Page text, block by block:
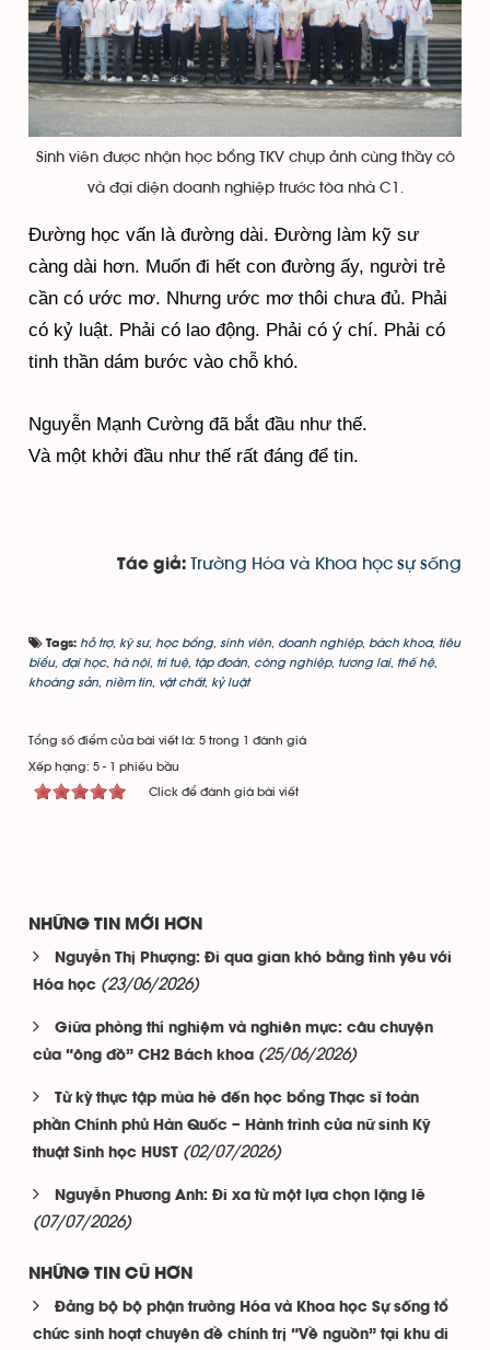
Sinh viên được nhận học bổng TKV chụp ảnh cùng thầy cô
và đại diện doanh nghiệp trước tòa nhà C1.
Đường học vấn là đường dài. Đường làm kỹ sư
càng dài hơn. Muốn đi hết con đường ấy, người trẻ
cần có ước mơ. Nhưng ước mơ thôi chưa đủ. Phải
có kỷ luật. Phải có lao động. Phải có ý chí. Phải có
tinh thần dám bước vào chỗ khó.
Nguyễn Mạnh Cường đã bắt đầu như thế.
Và một khởi đầu như thế rất đáng để tin.
Tác giả: Trường Hóa và Khoa học sự sống
Tags: hỗ trợ, kỹ sư, học bổng, sinh viên doanh nghiệp, bách khoa, tiêu
biểu, đại học, hà nội, trí tuệ, tập đoàn công nghiệp, tương lai, thế hệ,
khoáng sản
niềm tin vật chất, kỷ luật
Tổng số điểm của bài viết là: 5 trong 1 đánh giá
Xếp hạng: 5 - 1 phiếu bầu
Click để đánh giá bài viết
NHỮNG TIN MỚI HƠN
Nguyễn Thị Phượng: Đi qua gian khó bằng tình yêu với
Hóa học (23/06/2026)
Giữa phòng thí nghiệm và nghiên mực: câu chuyện
của “ông đồ” CH2 Bách khoa (25/06/2026)
Từ kỳ thực tập mùa hè đến học bổng Thạc sĩ toàn
phần Chính phủ Hàn Quốc – Hành trình của nữ sinh Kỹ
thuật Sinh học HUST (02/07/2026)
Nguyễn Phương Anh: Đi xa từ một lựa chọn lặng lẽ
(07/07/2026)
NHỮNG TIN CŨ HƠN
Đảng bộ bộ phận trường Hóa và Khoa học Sự sống tổ
chức sinh hoạt chuyên đề chính trị “Về nguồn” tại khu di